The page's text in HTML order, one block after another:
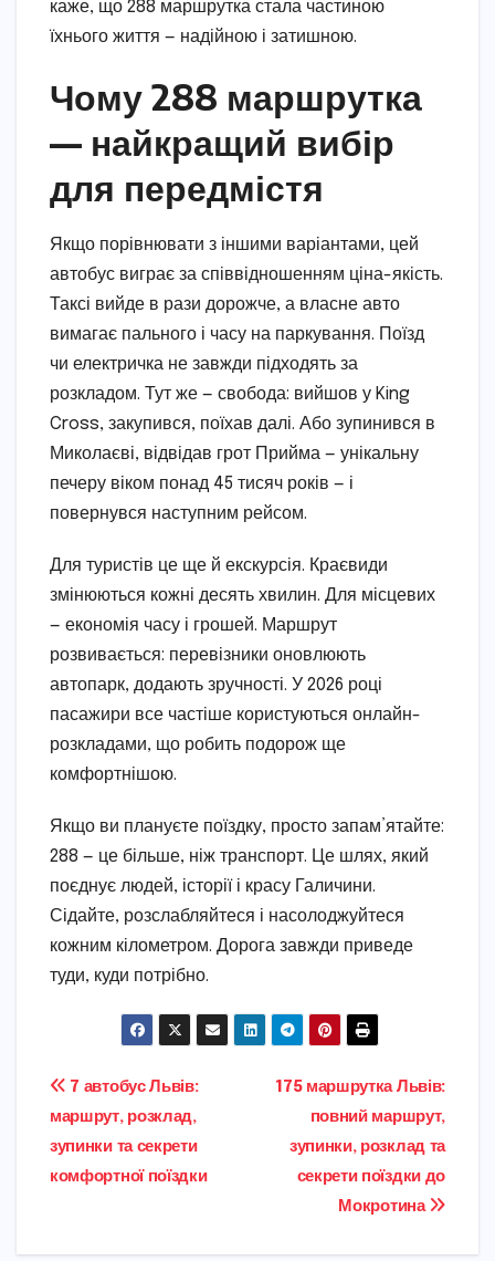
каже, що 288 маршрутка стала частиною
їхнього життя — надійною і затишною.
Чому 288 маршрутка
— найкращий вибір
для передмістя
Якщо порівнювати з іншими варіантами, цей
автобус виграє за співвідношенням ціна-якість.
Таксі вийде в рази дорожче, а власне авто
вимагає пального і часу на паркування. Поїзд
чи електричка не завжди підходять за
розкладом. Тут же — свобода: вийшов у King
Cross, закупився, поїхав далі. Або зупинився в
Миколаєві, відвідав грот Прийма — унікальну
печеру віком понад 45 тисяч років — і
повернувся наступним рейсом.
Для туристів це ще й екскурсія. Краєвиди
змінюються кожні десять хвилин. Для місцевих
— економія часу і грошей. Маршрут
розвивається: перевізники оновлюють
автопарк, додають зручності. У 2026 році
пасажири все частіше користуються онлайн-
розкладами, що робить подорож ще
комфортнішою.
Якщо ви плануєте поїздку, просто запам’ятайте:
288 — це більше, ніж транспорт. Це шлях, який
поєднує людей, історії і красу Галичини.
Сідайте, розслабляйтеся і насолоджуйтеся
кожним кілометром. Дорога завжди приведе
туди, куди потрібно.
Навігація
записів
175 маршрутка Львів:
повний маршрут,
зупинки, розклад та
секрети поїздки до
Мокротина
7 автобус Львів:
маршрут, розклад,
зупинки та секрети
комфортної поїздки